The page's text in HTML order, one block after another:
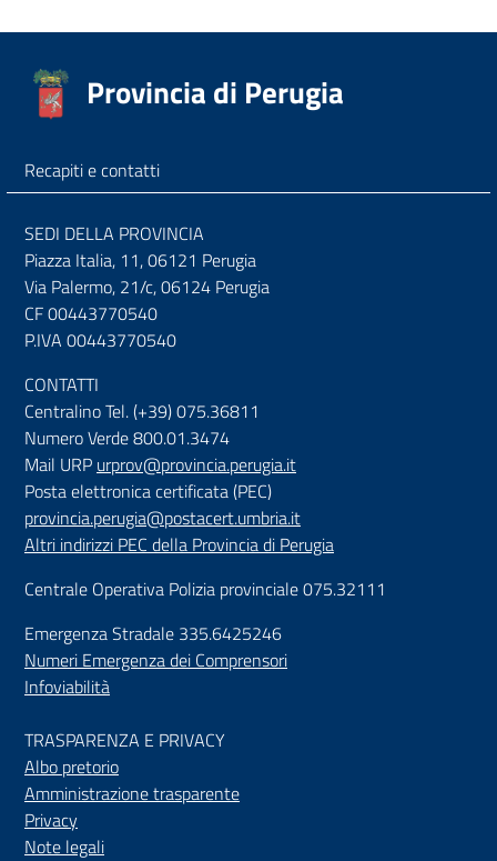
Provincia di Perugia
Recapiti e contatti
SEDI DELLA PROVINCIA
Piazza Italia, 11, 06121 Perugia
Via Palermo, 21/c, 06124 Perugia
CF 00443770540
P.IVA 00443770540
CONTATTI
Centralino Tel. (+39) 075.36811
Numero Verde 800.01.3474
Mail URP urprov@provincia.perugia.it
Posta elettronica certificata (PEC)
provincia.perugia@postacert.umbria.it
Altri indirizzi PEC della Provincia di Perugia
Centrale Operativa Polizia provinciale 075.32111
Emergenza Stradale 335.6425246
Numeri Emergenza dei Comprensori
Infoviabilità
TRASPARENZA E PRIVACY
Albo pretorio
Amministrazione trasparente
Privacy
Note legali